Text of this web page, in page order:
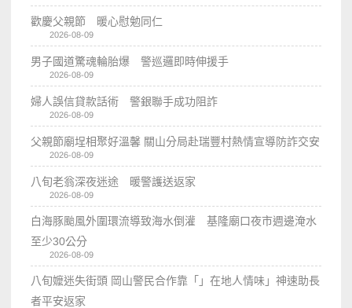
歡慶父親節 暖心慰勉同仁
2026-08-09
男子國道驚魂輪胎爆 警巡邏即時伸援手
2026-08-09
婦人誤信貸款話術 警銀聯手成功阻詐
2026-08-09
父親節廟埕相聚好溫馨 關山分局赴瑞豐村熱情宣導防詐交安
2026-08-09
八旬老翁深夜迷途 暖警護送返家
2026-08-09
白海豚颱風外圍環流導致海水倒灌 基隆廟口夜市週邊淹水
至少30公分
2026-08-09
八旬嬤迷失街頭 岡山警民合作靠「」在地人情味」神速助長
者平安返家